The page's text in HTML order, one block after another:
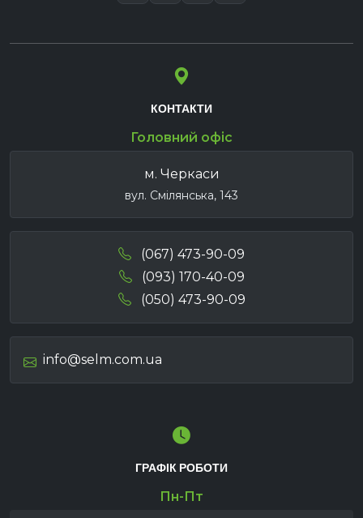
КОНТАКТИ
Головний офіс
м. Черкаси
вул. Смілянська, 143
(067) 473-90-09
(093) 170-40-09
(050) 473-90-09
info@selm.com.ua
ГРАФІК РОБОТИ
Пн-Пт